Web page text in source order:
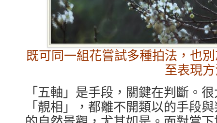
既可同一組花嘗試多種拍法，也
至表現
「五軸」是手段，關鍵在判斷。
「靚相」，都離不開類以的手段